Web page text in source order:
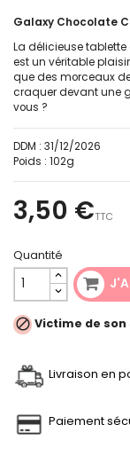
Galaxy Chocolate
La délicieuse
est un véritable
que des morceaux
craquer devant une
vous ?
DDM : 31/12/2026
Poids : 102g
3,50 €TTC
Quantité
 Victime de son
Livraison en
Paiement